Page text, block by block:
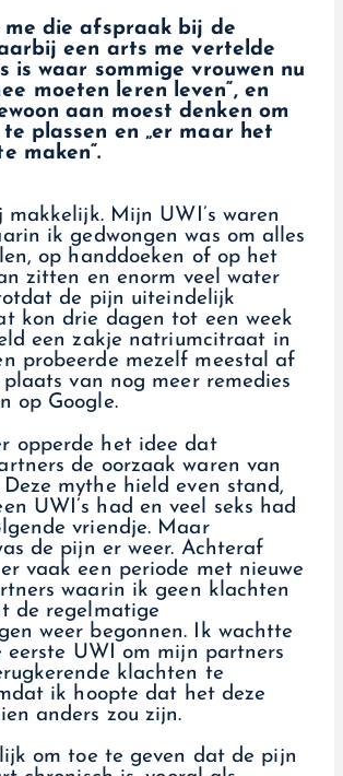
me die afspraak bij de
een arts me vertelde
is waar sommige vrouwen nu
moeten leren leven“, en
aan moest denken om
plassen en „er maar het
maken“.
Mijn UWI’s waren
ik gedwongen was om alles
op handdoeken of op het
zitten en enorm veel water
de pijn uiteindelijk
kon drie dagen tot een week
een zakje natriumcitraat in
probeerde mezelf meestal af
van nog meer remedies
op Google.
opperde het idee dat
de oorzaak waren van
Deze mythe hield even stand,
UWI’s had en veel seks had
vriendje. Maar
de pijn er weer. Achteraf
vaak een periode met nieuwe
waarin ik geen klachten
de regelmatige
weer begonnen. Ik wachtte
UWI om mijn partners
klachten te
ik hoopte dat het deze
anders zou zijn.
om toe te geven dat de pijn